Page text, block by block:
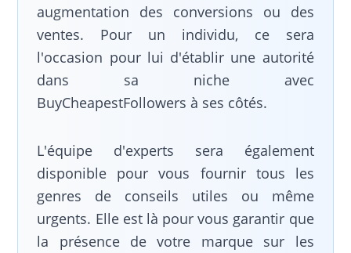
augmentation des conversions ou des
ventes. Pour un individu, ce sera
l'occasion pour lui d'établir une autorité
dans sa niche avec
BuyCheapestFollowers à ses côtés.
L'équipe d'experts sera également
disponible pour vous fournir tous les
genres de conseils utiles ou même
urgents. Elle est là pour vous garantir que
la présence de votre marque sur les